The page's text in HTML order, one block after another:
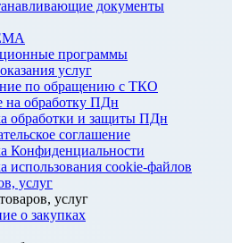
документы
программы
услуг
по обращению с ТКО
на обработку ПДн
обработки и защиты ПДн
соглашение
Конфиденциальности
использования cookie-файлов
услуг
услуг
о закупках